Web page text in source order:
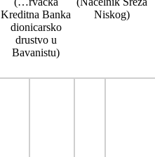
Kreditna Banka
dionicarsko
drustvo u
Bavanistu)
Niskog)